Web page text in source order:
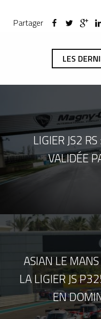
Partager
LES
LIGIER JS2
VALIDÉE
ASIAN LE
LA LIGIER JS
EN